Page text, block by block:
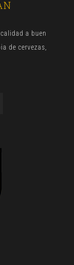
a buen
de cervezas,